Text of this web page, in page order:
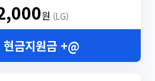
원 (LG)
금지원금 +@